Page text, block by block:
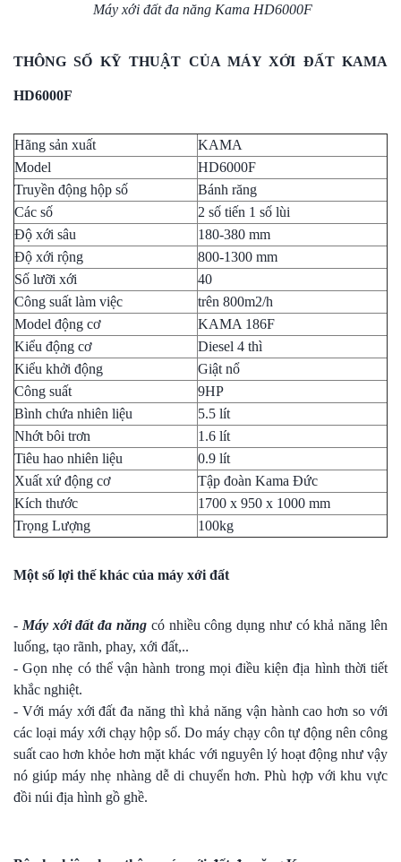
Máy xới đất đa năng Kama HD6000F
THÔNG SỐ KỸ THUẬT CỦA MÁY XỚI ĐẤT KAMA
HD6000F
Hãng sản xuất
KAMA
Model
HD6000F
Truyền động hộp số
Bánh răng
Các số
2 số tiến 1 số lùi
Độ xới sâu
180-380 mm
Độ xới rộng
800-1300 mm
Số lưỡi xới
40
Công suất làm việc
trên 800m2/h
Model động cơ
KAMA 186F
Kiểu động cơ
Diesel 4 thì
Kiểu khởi động
Giật nổ
Công suất
9HP
Bình chứa nhiên liệu
5.5 lít
Nhớt bôi trơn
1.6 lít
Tiêu hao nhiên liệu
0.9 lít
Xuất xứ động cơ
Tập đoàn Kama Đức
Kích thước
1700 x 950 x 1000 mm
Trọng Lượng
100kg
Một số lợi thế khác của máy xới đất
- Máy xới đất đa năngcó nhiều công dụng như có khả năng lên
luống, tạo rãnh, phay, xới đất,..
- Gọn nhẹ có thể vận hành trong mọi điều kiện địa hình thời tiết
khắc nghiệt.
- Với máy xới đất đa năng thì khả năng vận hành cao hơn so với
các loại máy xới chạy hộp số. Do máy chạy côn tự động nên công
suất cao hơn khỏe hơn mặt khác với nguyên lý hoạt động như vậy
nó giúp máy nhẹ nhàng dễ di chuyển hơn. Phù hợp với khu vực
đồi núi địa hình gồ ghề.